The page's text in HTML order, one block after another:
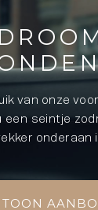
van onze
een seintje
onderaan
TOON